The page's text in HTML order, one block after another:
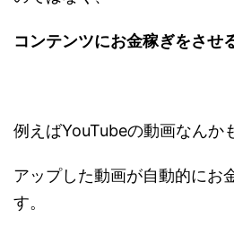
コンテンツにお金稼ぎをさせ
例えばYouTubeの動画なんか
アップした動画が自動的にお
す。